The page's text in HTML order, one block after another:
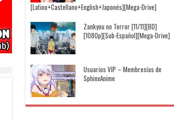
[Latino+Castellano+English+Japonés][Mega-Drive]
Zankyou no Terror [11/11][BD]
[1080p][Sub-Español][Mega-Drive]
Usuarios VIP – Membresías de
SphinxAnime